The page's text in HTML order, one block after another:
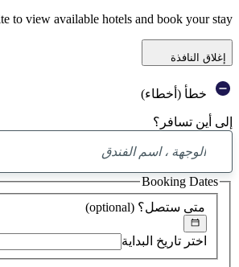
to view available hotels and book your stay
إغلاق النافذة
خطأ (أخطاء)
إلى أين تسافر؟
متى ستصل؟ (optional)
اختر تاريخ البداية
Booking Dates